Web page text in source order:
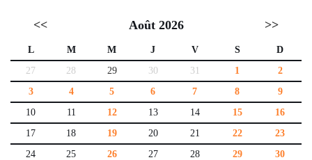
<< Août 2026 >>
L M M J V S
D
27
28 29 30 31 1
2
3
4 5 6 7 8
9
10
11 12 13 14 15
16
17
18 19 20 21 22
23
24
25 26 27 28 29
30